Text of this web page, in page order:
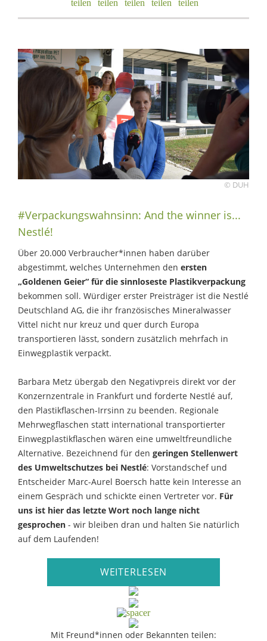
© DUH
#Verpackungswahnsinn: And the winner is...
Nestlé!
Über 20.000 Verbraucher*innen haben darüber
abgestimmt, welches Unternehmen den ersten
„Goldenen Geier“ für die sinnloseste Plastikverpackung
bekommen soll. Würdiger erster Preisträger ist die Nestlé
Deutschland AG, die ihr französisches Mineralwasser
Vittel nicht nur kreuz und quer durch Europa
transportieren lässt, sondern zusätzlich mehrfach in
Einwegplastik verpackt.
Barbara Metz übergab den Negativpreis direkt vor der
Konzernzentrale in Frankfurt und forderte Nestlé auf,
den Plastikflaschen-Irrsinn zu beenden. Regionale
Mehrwegflaschen statt international transportierter
Einwegplastikflaschen wären eine umweltfreundliche
Alternative. Bezeichnend für den geringen Stellenwert
des Umweltschutzes bei Nestlé: Vorstandschef und
Entscheider Marc-Aurel Boersch hatte kein Interesse an
einem Gespräch und schickte einen Vertreter vor. Für
uns ist hier das letzte Wort noch lange nicht
gesprochen - wir bleiben dran und halten Sie natürlich
auf dem Laufenden!
WEITERLESEN
Mit Freund*innen oder Bekannten teilen: